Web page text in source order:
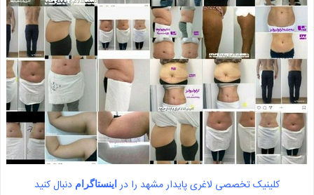
کلینیک تخصصی لاغری پایدار مشهد را در اینستاگرام دنبال کنید